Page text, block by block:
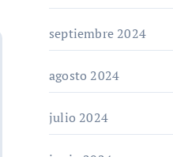
septiembre 2024
agosto 2024
julio 2024